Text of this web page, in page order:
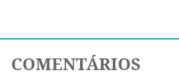
COMENTÁRIOS